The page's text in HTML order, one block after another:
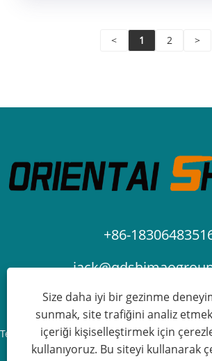
< 1 2 >
+86-
Telif Hakkı © 2023 Qingdao Oriental Shimao
Ltd. - Yiyecek Kamyonu, Yiyecek Römorku,
Size daha iyi bir gezinme
sunmak, site trafiğini analiz
içeriği kişiselleştirmek için
kullanıyoruz. Bu siteyi kullanarak